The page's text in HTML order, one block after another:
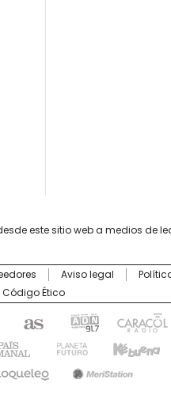
este sitio web a medios de
Aviso legal
Código Ético